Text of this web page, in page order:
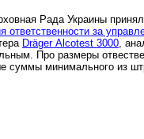
Рада Украины
ответственности за
Dräger Аlcotest 3000 ,
Про размеры
суммы минимального из